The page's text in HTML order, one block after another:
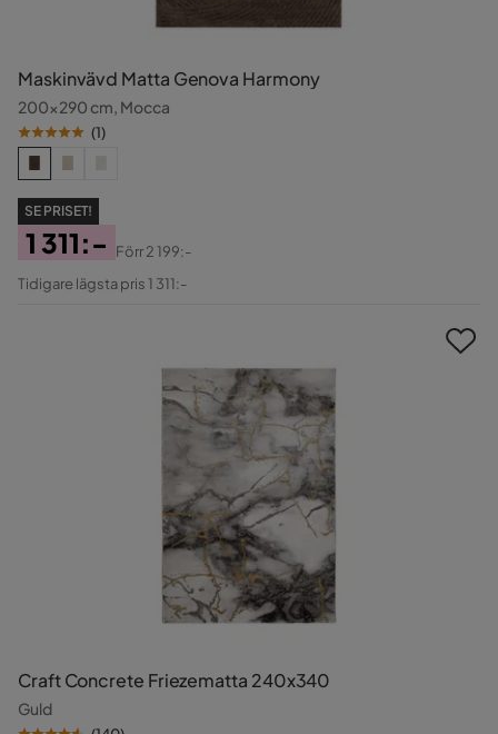
Maskinvävd Matta Genova Harmony
200x290 cm, Mocca
(1)
SE PRISET!
Pris
1 311:-
Original
Förr2 199:-
Tidigare lägsta pris 1 311:-
Craft Concrete Friezematta 240x340
Guld